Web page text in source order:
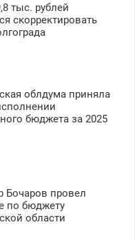
тыс. рублей
скорректировать
облдума приняла
бюджета за 2025
Бочаров провел
по бюджету
области